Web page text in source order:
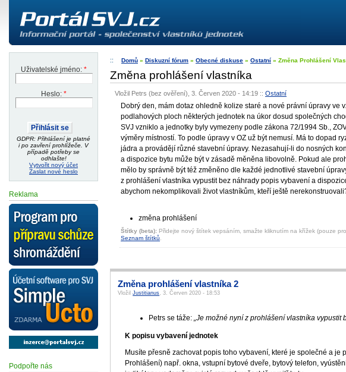
Uživatelské jméno: *
Heslo: *
GDPR: Přihlášení je platné
i po zavření prohlížeče. V
případě potřeby se
odhlašte!
Vytvořit nový účet
Zaslat nové heslo
Reklama
Podpořte nás
Domů » Diskuzní fórum » Obecné diskuse » Ostatní » Změna Prohlášení
Změna prohlášení vlastníka
Vložil Petrs (bez ověření), 3. Červen 2020 - 14:19 :: Ostatní
Dobrý den, mám dotaz ohledně kolize staré a nové právní úpravy
podlahových ploch některých jednotek na úkor dosud společných
SVJ vzniklo a jednotky byly vymezeny podle zákona 72/1994 Sb.,
výměry místností. To podle úpravy v OZ už být nemusí. Má to dopad
jádra a provádějí různé stavební úpravy. Nezasahují-li do nosných
a dispozice bytu může být v zásadě měněna libovolně. Pokud ale
mělo by správně být též změněno dle každé jednotlivé stavební
z prohlášení vlastníka vypustit bez náhrady popis vybavení a
abychom nekomplikovali život vlastníkům, kteří ještě
změna prohlášení
Štítky (beta): Přidejte nový štítek vepsáním, smažte kliknutím na křížek (pouze
Seznam štítků
Změna prohlášení vlastníka 2
VložilJustitianus , 3. Červen 2020 - 18:53
Petrs se táže:„Je možné nyní z prohlášení vlastníka
K popisu vybavení jednotek
Musíte přesně zachovat popis toho vybavení, které je společné a je
Prohlášení) např. okna, vstupní bytové dveře, bytový telefon,